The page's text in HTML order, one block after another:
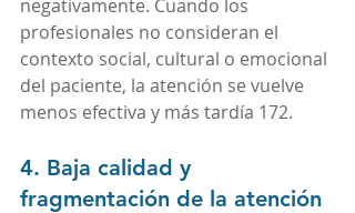
negativamente. Cuando los
profesionales no consideran el
contexto social, cultural o emocional
del paciente, la atención se vuelve
menos efectiva y más tardía 172.
4. Baja calidad y
fragmentación de la atención